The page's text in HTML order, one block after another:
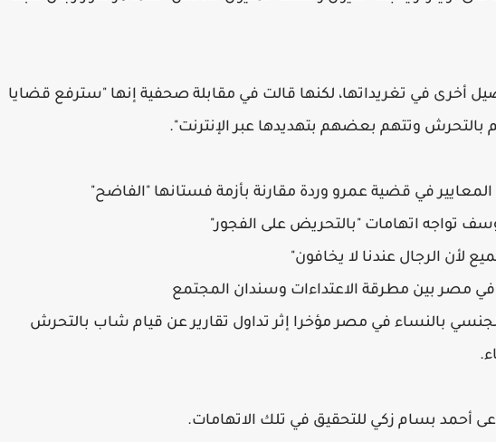
أخرى في تغريداتها، لكنها قالت في مقابلة صحفية إنها "سترفع قضايا
بالتحرش وتتهم بعضهم بتهديدها عبر الإنترنت".
المعايير في قضية عمرو وردة مقارنة بأزمة فستانها "الفاضح"
تواجه اتهامات "بالتحريض على الفجور"
لأن الرجال عندنا لا يخافون"
مصر بين مطرقة الاعتداءات وسندان المجتمع
بالنساء في مصر مؤخرا إثر تداول تقارير عن قيام شاب بالتحرش
أحمد بسام زكي للتحقيق في تلك الاتهامات.